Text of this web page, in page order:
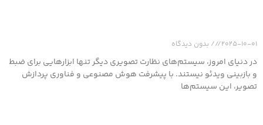
2025-10-01 بدون دیدگاه
در دنیای امروز، سیستم‌های نظارت تصویری دیگر تنها ابزارهایی برای ضبط
و بازبینی ویدئو نیستند. با پیشرفت هوش مصنوعی و فناوری پردازش
تصویر، این سیستم‌ها